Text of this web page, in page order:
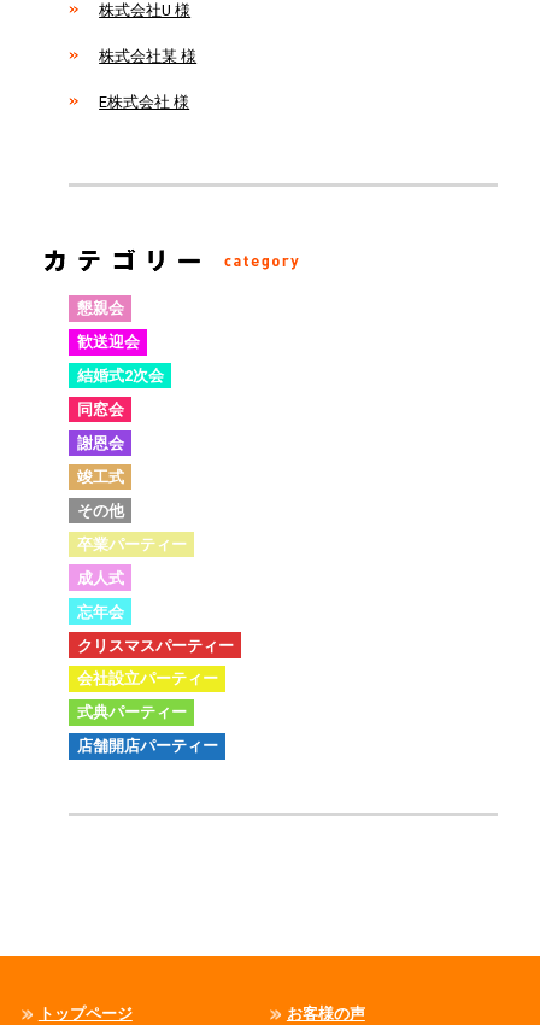
株式会社U 様
株式会社某 様
E株式会社 様
懇親会
歓送迎会
結婚式2次会
同窓会
謝恩会
竣工式
その他
卒業パーティー
成人式
忘年会
クリスマスパーティー
会社設立パーティー
式典パーティー
店舗開店パーティー
トップページ
お客様の声